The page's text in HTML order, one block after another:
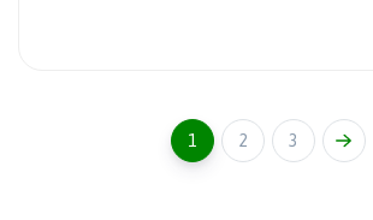
1 2 3